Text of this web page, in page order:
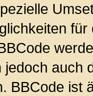
auch
BBCode ist